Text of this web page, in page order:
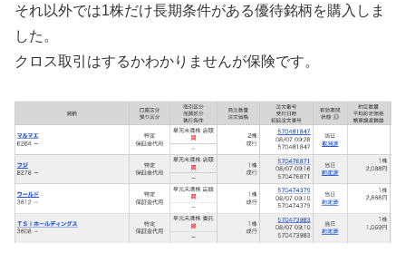
それ以外では1株だけ長期条件がある優待銘柄を購入しま
した。
クロス取引はするかわかりませんが保険です。